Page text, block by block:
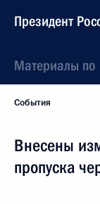
Президент
Материалы по
События
Внесены
пропуска